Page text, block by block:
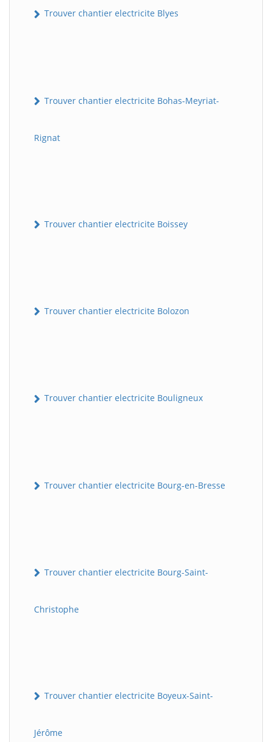
Trouver chantier electricite Blyes
Trouver chantier electricite Bohas-Meyriat-
Rignat
Trouver chantier electricite Boissey
Trouver chantier electricite Bolozon
Trouver chantier electricite Bouligneux
Trouver chantier electricite Bourg-en-Bresse
Trouver chantier electricite Bourg-Saint-
Christophe
Trouver chantier electricite Boyeux-Saint-
Jérôme